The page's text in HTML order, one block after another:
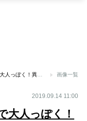
吉岡里帆は黒のレザー調で大人っぽく！異彩放つ女優4人のワンピコーデ術【ファッションチェック】 画像一覧
2019.09.14 11:00
大人っぽく！